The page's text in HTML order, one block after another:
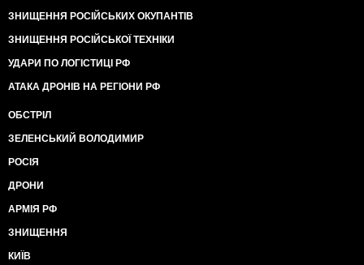
ЗНИЩЕННЯ РОСІЙСЬКИХ ОКУПАНТІВ
ЗНИЩЕННЯ РОСІЙСЬКОЇ ТЕХНІКИ
УДАРИ ПО ЛОГІСТИЦІ РФ
АТАКА ДРОНІВ НА РЕГІОНИ РФ
ОБСТРІЛ
ЗЕЛЕНСЬКИЙ ВОЛОДИМИР
РОСІЯ
ДРОНИ
АРМІЯ РФ
ЗНИЩЕННЯ
КИЇВ